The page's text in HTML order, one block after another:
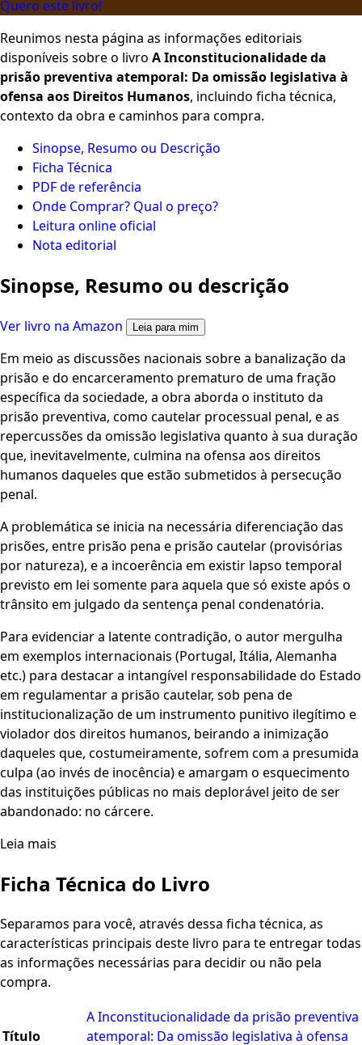
Quero este livro!
Reunimos nesta página as informações editoriais
disponíveis sobre o livro A Inconstitucionalidade da
prisão preventiva atemporal: Da omissão legislativa à
ofensa aos Direitos Humanos, incluindo ficha técnica,
contexto da obra e caminhos para compra.
Sinopse, Resumo ou Descrição
Ficha Técnica
PDF de referência
Onde Comprar? Qual o preço?
Leitura online oficial
Nota editorial
Sinopse, Resumo ou descrição
Ver livro na Amazon Leia para mim
Em meio as discussões nacionais sobre a banalização da
prisão e do encarceramento prematuro de uma fração
específica da sociedade, a obra aborda o instituto da
prisão preventiva, como cautelar processual penal, e as
repercussões da omissão legislativa quanto à sua duração
que, inevitavelmente, culmina na ofensa aos direitos
humanos daqueles que estão submetidos à persecução
penal.
A problemática se inicia na necessária diferenciação das
prisões, entre prisão pena e prisão cautelar (provisórias
por natureza), e a incoerência em existir lapso temporal
previsto em lei somente para aquela que só existe após o
trânsito em julgado da sentença penal condenatória.
Para evidenciar a latente contradição, o autor mergulha
em exemplos internacionais (Portugal, Itália, Alemanha
etc.) para destacar a intangível responsabilidade do Estado
em regulamentar a prisão cautelar, sob pena de
institucionalização de um instrumento punitivo ilegítimo e
violador dos direitos humanos, beirando a inimização
daqueles que, costumeiramente, sofrem com a presumida
culpa (ao invés de inocência) e amargam o esquecimento
das instituições públicas no mais deplorável jeito de ser
abandonado: no cárcere.
Leia mais
Ficha Técnica do Livro
Separamos para você, através dessa ficha técnica, as
características principais deste livro para te entregar todas
as informações necessárias para decidir ou não pela
compra.
Título
A Inconstitucionalidade da prisão preventiva
atemporal: Da omissão legislativa à ofensa